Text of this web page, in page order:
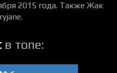
2015 года. Также Жак
в топе: